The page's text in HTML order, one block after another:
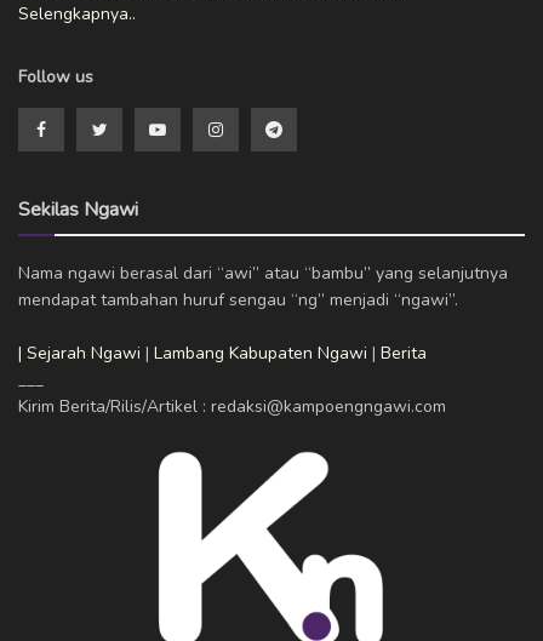
Selengkapnya..
Follow us
Sekilas Ngawi
Nama ngawi berasal dari “awi” atau “bambu” yang selanjutnya
mendapat tambahan huruf sengau “ng” menjadi “ngawi”.
| Sejarah Ngawi | Lambang Kabupaten Ngawi | Berita
Kirim Berita/Rilis/Artikel : redaksi@kampoengngawi.com